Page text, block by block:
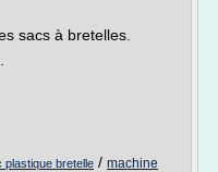
sacs à bretelles.
plastique bretelle / machine